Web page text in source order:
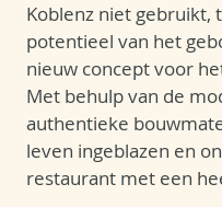
Koblenz niet gebruikt,
potentieel van het
nieuw concept voor
Met behulp van de
authentieke
leven ingeblazen en
restaurant met een